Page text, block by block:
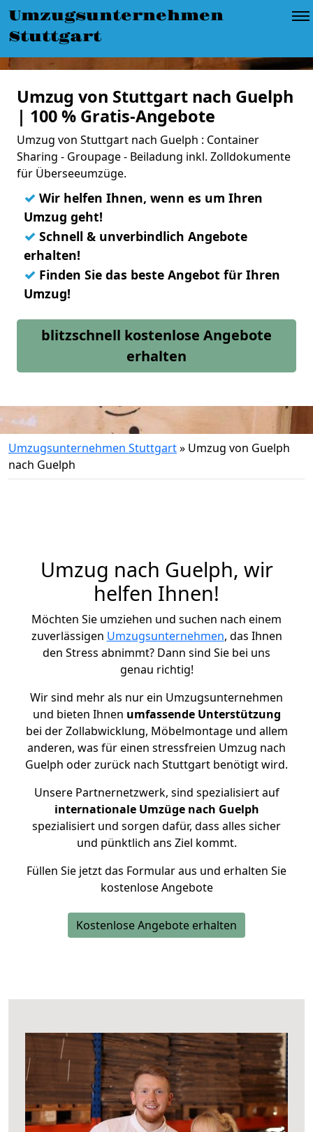
Umzugsunternehmen
Stuttgart
Umzug von Stuttgart nach Guelph
| 100 % Gratis-Angebote
Umzug von Stuttgart nach Guelph : Container
Sharing - Groupage - Beiladung inkl. Zolldokumente
für Überseeumzüge.
✓ Wir helfen Ihnen, wenn es um Ihren
Umzug geht!
✓ Schnell & unverbindlich Angebote
erhalten!
✓ Finden Sie das beste Angebot für Ihren
Umzug!
blitzschnell kostenlose Angebote
erhalten
Umzugsunternehmen Stuttgart» Umzug von Guelph
nach Guelph
Umzug nach Guelph, wir
helfen Ihnen!
Möchten Sie umziehen und suchen nach einem
zuverlässigen Umzugsunternehmen, das Ihnen
den Stress abnimmt? Dann sind Sie bei uns
genau richtig!
Wir sind mehr als nur ein Umzugsunternehmen
und bieten Ihnen umfassende Unterstützung
bei der Zollabwicklung, Möbelmontage und allem
anderen, was für einen stressfreien Umzug nach
Guelph oder zurück nach Stuttgart benötigt wird.
Unsere Partnernetzwerk, sind spezialisiert auf
internationale Umzüge nach Guelph
spezialisiert und sorgen dafür, dass alles sicher
und pünktlich ans Ziel kommt.
Füllen Sie jetzt das Formular aus und erhalten Sie
kostenlose Angebote
Kostenlose Angebote erhalten